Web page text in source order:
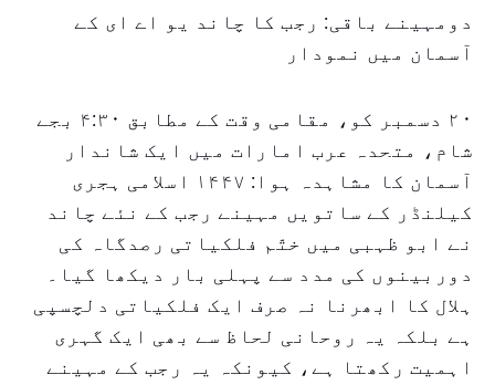
دومہینے باقی: رجب کا چاند یو اے ای کے
آسمان میں نمودار
۲۰ دسمبر کو، مقامی وقت کے مطابق ۴:۳۰ بجے
شام، متحدہ عرب امارات میں ایک شاندار
آسمان کا مشاہدہ ہوا: ۱۴۴۷ اسلامی ہجری
کیلنڈر کے ساتویں مہینے رجب کے نئے چاند
نے ابو ظہبی میں ختّم فلکیاتی رصدگاہ کی
دوربینوں کی مدد سے پہلی بار دیکھا گیا۔
ہلال کا ابھرنا نہ صرف ایک فلکیاتی دلچسپی
ہے بلکہ یہ روحانی لحاظ سے بھی ایک گہری
اہمیت رکھتا ہے، کیونکہ یہ رجب کے مہینے